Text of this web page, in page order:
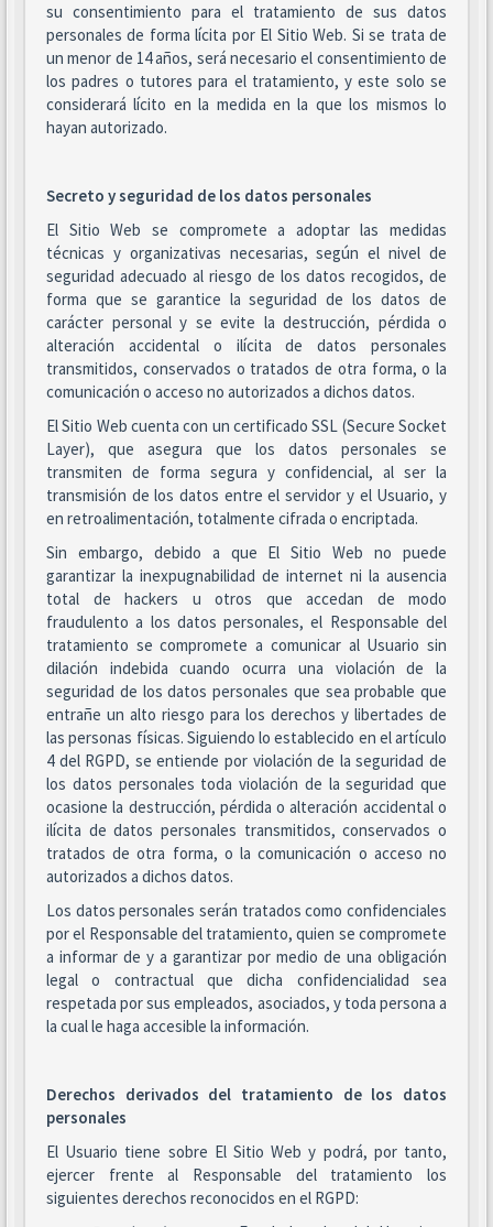
su consentimiento para el tratamiento de sus datos
personales de forma lícita por El Sitio Web. Si se trata de
un menor de 14 años, será necesario el consentimiento de
los padres o tutores para el tratamiento, y este solo se
considerará lícito en la medida en la que los mismos lo
hayan autorizado.
Secreto y seguridad de los datos personales
El Sitio Web se compromete a adoptar las medidas
técnicas y organizativas necesarias, según el nivel de
seguridad adecuado al riesgo de los datos recogidos, de
forma que se garantice la seguridad de los datos de
carácter personal y se evite la destrucción, pérdida o
alteración accidental o ilícita de datos personales
transmitidos, conservados o tratados de otra forma, o la
comunicación o acceso no autorizados a dichos datos.
El Sitio Web cuenta con un certificado SSL (Secure Socket
Layer), que asegura que los datos personales se
transmiten de forma segura y confidencial, al ser la
transmisión de los datos entre el servidor y el Usuario, y
en retroalimentación, totalmente cifrada o encriptada.
Sin embargo, debido a que El Sitio Web no puede
garantizar la inexpugnabilidad de internet ni la ausencia
total de hackers u otros que accedan de modo
fraudulento a los datos personales, el Responsable del
tratamiento se compromete a comunicar al Usuario sin
dilación indebida cuando ocurra una violación de la
seguridad de los datos personales que sea probable que
entrañe un alto riesgo para los derechos y libertades de
las personas físicas. Siguiendo lo establecido en el artículo
4 del RGPD, se entiende por violación de la seguridad de
los datos personales toda violación de la seguridad que
ocasione la destrucción, pérdida o alteración accidental o
ilícita de datos personales transmitidos, conservados o
tratados de otra forma, o la comunicación o acceso no
autorizados a dichos datos.
Los datos personales serán tratados como confidenciales
por el Responsable del tratamiento, quien se compromete
a informar de y a garantizar por medio de una obligación
legal o contractual que dicha confidencialidad sea
respetada por sus empleados, asociados, y toda persona a
la cual le haga accesible la información.
Derechos derivados del tratamiento de los datos
personales
El Usuario tiene sobre El Sitio Web y podrá, por tanto,
ejercer frente al Responsable del tratamiento los
siguientes derechos reconocidos en el RGPD: